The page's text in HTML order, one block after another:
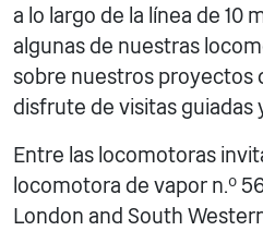
a lo largo de la línea de 10
algunas de nuestras
sobre nuestros proyectos
disfrute de visitas guiadas
Entre las locomotoras
locomotora de vapor n.º
London and South